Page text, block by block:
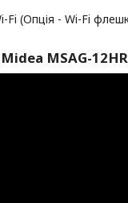
Fi (Опція - Wi-Fi
MSAG-